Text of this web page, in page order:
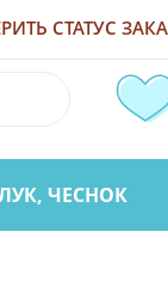
СТАТУС
ЧЕСНОК